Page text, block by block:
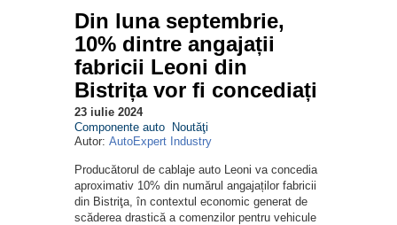
Din luna septembrie,
10% dintre angajații
fabricii Leoni din
Bistrița vor fi concediați
23 iulie 2024
Componente auto
Noutăţi
Autor: AutoExpert Industry
Producătorul de cablaje auto Leoni va concedia
aproximativ 10% din numărul angajaților fabricii
din Bistriţa, în contextul economic generat de
scăderea drastică a comenzilor pentru vehicule